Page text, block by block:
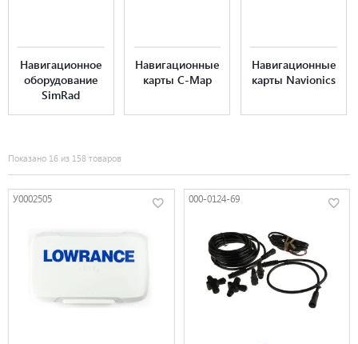
Навигационное
оборудование
SimRad
Навигационные
карты C-Map
Навигационные
карты Navionics
Показано 16 из 158 товаров
У0002505 000-0124-69